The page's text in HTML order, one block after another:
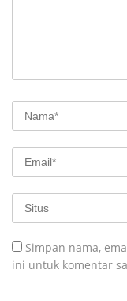
Simpan nama,
ini untuk komentar